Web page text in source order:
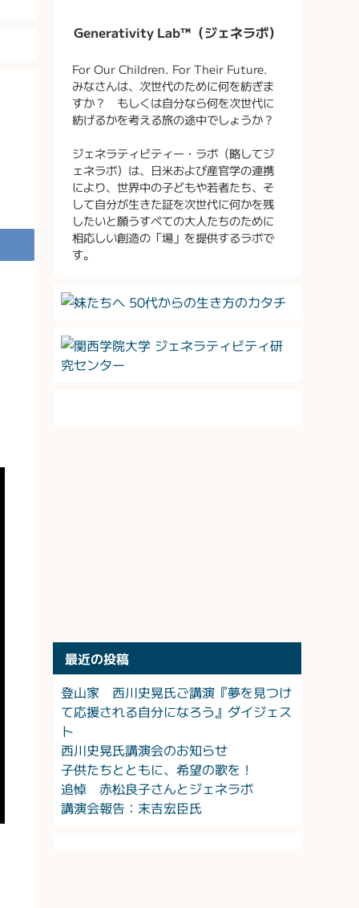
Generativity Lab™（ジェネラボ）
For Our Children. For Their Future.
みなさんは、次世代のために何を紡ぎま
すか？ もしくは自分なら何を次世代に
紡げるかを考える旅の途中でしょうか？
ジェネラティビティー・ラボ（略してジ
ェネラボ）は、日米および産官学の連携
により、世界中の子どもや若者たち、そ
して自分が生きた証を次世代に何かを残
したいと願うすべての大人たちのために
相応しい創造の「場」を提供するラボで
す。
最近の投稿
登山家 西川史晃氏ご講演『夢を見つけ
て応援される自分になろう』ダイジェス
ト
西川史晃氏講演会のお知らせ
子供たちとともに、希望の歌を！
追悼 赤松良子さんとジェネラボ
講演会報告：末吉宏臣氏